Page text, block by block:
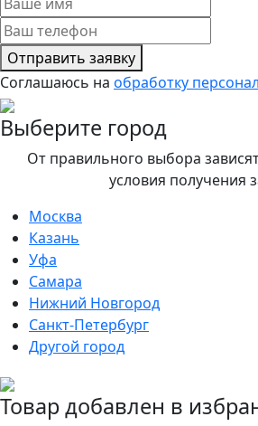
Отправить заявку
Соглашаюсь на обработку
Выберите город
От правильного выбора
условия получения
Москва
Казань
Уфа
Самара
Нижний Новгород
Санкт-Петербург
Другой город
Товар добавлен в